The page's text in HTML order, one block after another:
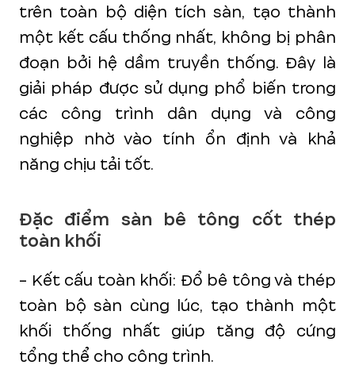
trên toàn bộ diện tích sàn, tạo thành
một kết cấu thống nhất, không bị phân
đoạn bởi hệ dầm truyền thống. Đây là
giải pháp được sử dụng phổ biến trong
các công trình dân dụng và công
nghiệp nhờ vào tính ổn định và khả
năng chịu tải tốt.
Đặc điểm sàn bê tông cốt thép
toàn khối
- Kết cấu toàn khối: Đổ bê tông và thép
toàn bộ sàn cùng lúc, tạo thành một
khối thống nhất giúp tăng độ cứng
tổng thể cho công trình.